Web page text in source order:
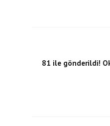
81 ile gönderildi!